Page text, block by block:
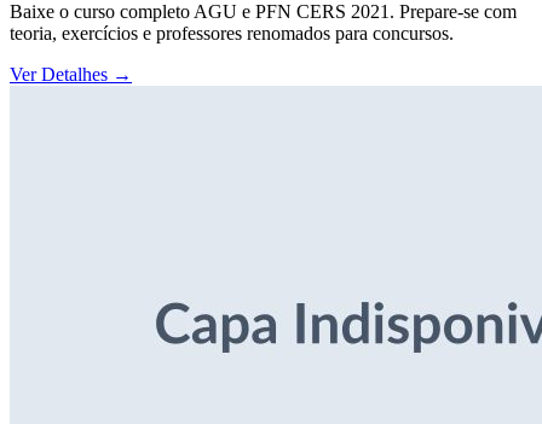
Baixe o curso completo AGU e PFN CERS 2021. Prepare-se com
teoria, exercícios e professores renomados para concursos.
Ver Detalhes →